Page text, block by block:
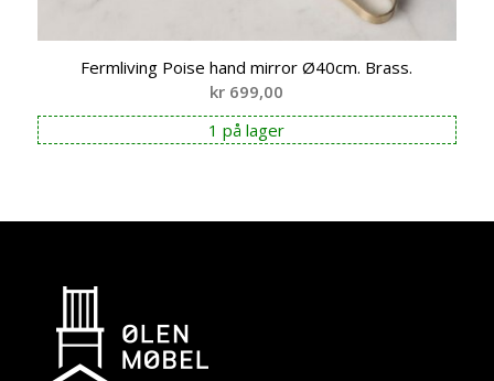
Fermliving Poise hand mirror Ø40cm. Brass.
kr 699,00
1 på lager